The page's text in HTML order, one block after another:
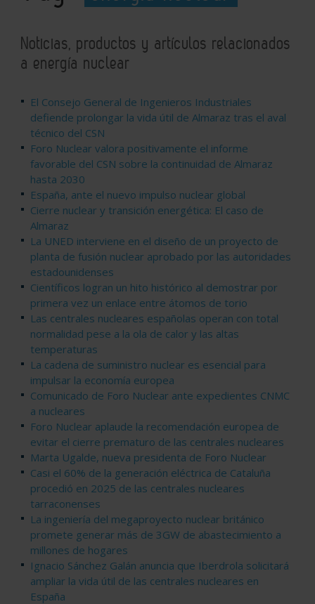
Noticias, productos y artículos relacionados
a energía nuclear
El Consejo General de Ingenieros Industriales
defiende prolongar la vida útil de Almaraz tras el aval
técnico del CSN
Foro Nuclear valora positivamente el informe
favorable del CSN sobre la continuidad de Almaraz
hasta 2030
España, ante el nuevo impulso nuclear global
Cierre nuclear y transición energética: El caso de
Almaraz
La UNED interviene en el diseño de un proyecto de
planta de fusión nuclear aprobado por las autoridades
estadounidenses
Científicos logran un hito histórico al demostrar por
primera vez un enlace entre átomos de torio
Las centrales nucleares españolas operan con total
normalidad pese a la ola de calor y las altas
temperaturas
La cadena de suministro nuclear es esencial para
impulsar la economía europea
Comunicado de Foro Nuclear ante expedientes CNMC
a nucleares
Foro Nuclear aplaude la recomendación europea de
evitar el cierre prematuro de las centrales nucleares
Marta Ugalde, nueva presidenta de Foro Nuclear
Casi el 60% de la generación eléctrica de Cataluña
procedió en 2025 de las centrales nucleares
tarraconenses
La ingeniería del megaproyecto nuclear británico
promete generar más de 3GW de abastecimiento a
millones de hogares
Ignacio Sánchez Galán anuncia que Iberdrola solicitará
ampliar la vida útil de las centrales nucleares en
España